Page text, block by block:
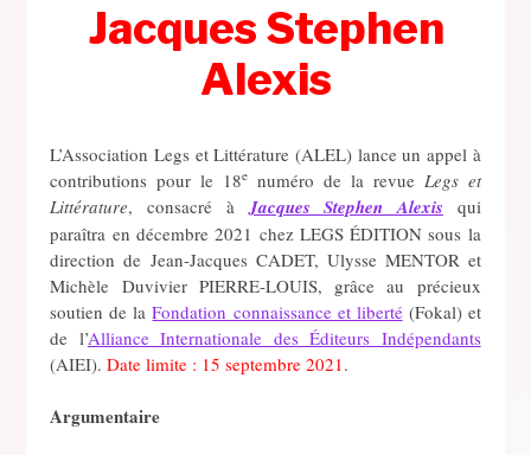
Jacques Stephen
Alexis
L’Association Legs et Littérature (ALEL) lance un appel à
contributions pour le 18e numéro de la revue Legs et
Littérature, consacré à Jacques Stephen Alexis qui
paraîtra en décembre 2021 chez LEGS ÉDITION sous la
direction de Jean-Jacques CADET, Ulysse MENTOR et
Michèle Duvivier PIERRE-LOUIS, grâce au précieux
soutien de laFondation connaissance et liberté(Fokal) et
de l’Alliance Internationale des Éditeurs Indépendants
(AIEI).Date limite : 15 septembre 2021 .
Argumentaire